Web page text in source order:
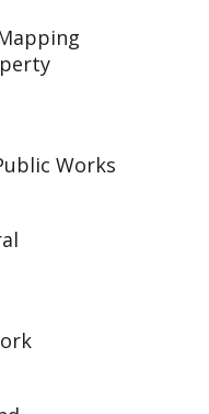
Works